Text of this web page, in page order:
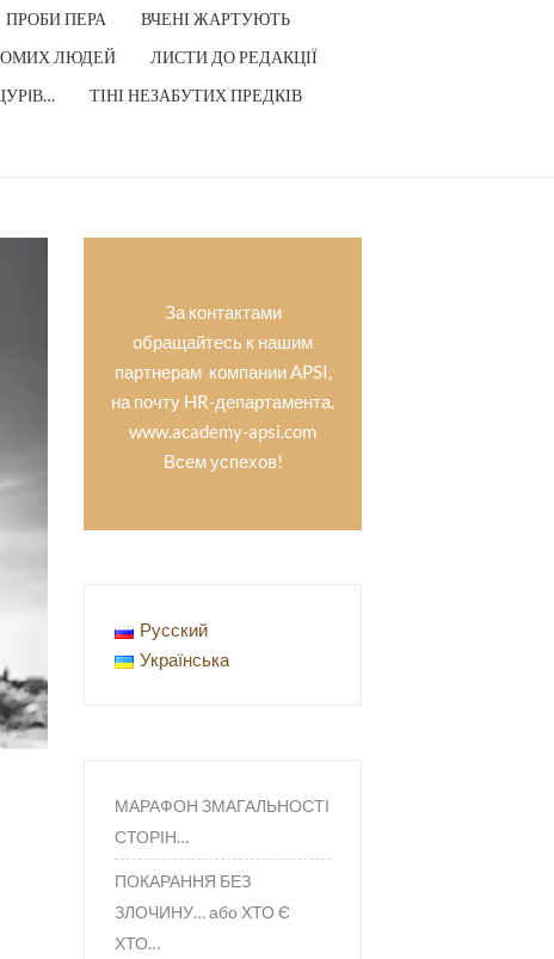
ПРОБИ ПЕРА
ВЧЕНІ ЖАРТУЮТЬ
ЛЮДЕЙ
ЛИСТИ ДО РЕДАКЦІЇ
ТІНІ НЕЗАБУТИХ ПРЕДКІВ
За контактами
обращайтесь к нашим
партнерам компании APSI,
на почту HR-департамента.
www.academy-apsi.com
Всем успехов!
Русский
Українська
МАРАФОН ЗМАГАЛЬНОСТІ
СТОРІН…
ПОКАРАННЯ БЕЗ
ЗЛОЧИНУ… або ХТО Є
ХТО…